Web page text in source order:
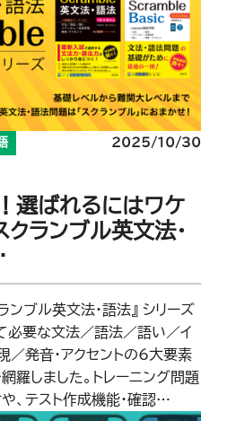
2025/10/30
選ばれるにはワケ
クランブル英文法・
ンブル英文法・語法』 シリーズ
必要な文法／語法／語い／イ
／発音・アクセントの6大要素
羅しました。トレーニング問題
、テスト作成機能・確認…